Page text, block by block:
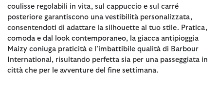
coulisse regolabili in vita, sul cappuccio e sul carré
posteriore garantiscono una vestibilità personalizzata,
consentendoti di adattare la silhouette al tuo stile. Pratica,
comoda e dal look contemporaneo, la giacca antipioggia
Maizy coniuga praticità e l’imbattibile qualità di Barbour
International, risultando perfetta sia per una passeggiata in
città che per le avventure del fine settimana.